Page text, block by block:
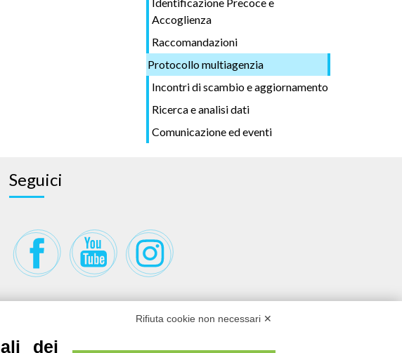
Accoglienza
Raccomandazioni
Protocollo multiagenzia
Incontri di scambio e aggiornamento
Ricerca e analisi dati
Comunicazione ed eventi
Seguici
Rifiuta cookie non necessari ✕
dei